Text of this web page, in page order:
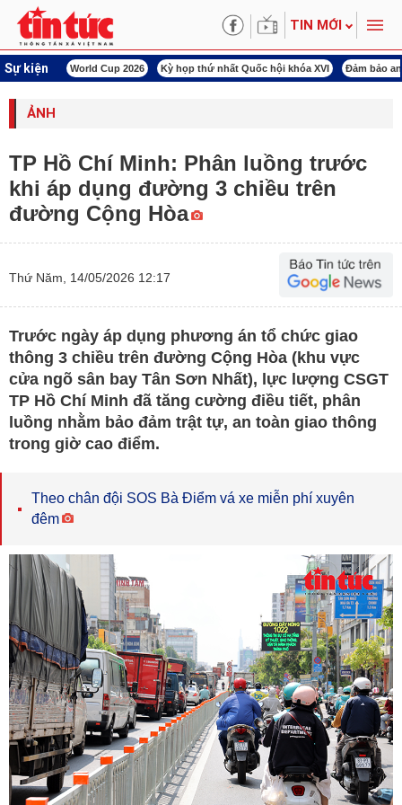
TIN MỚI
Sự kiện
Việt Nam World Cup 2026 Kỳ họp thứ nhất Quốc hội khóa XVI Đảm bảo
ẢNH
TP Hồ Chí Minh: Phân luồng trước
khi áp dụng đường 3 chiều trên
đường Cộng Hòa
Thứ Năm, 14/05/2026 12:17
Trước ngày áp dụng phương án tổ chức giao
thông 3 chiều trên đường Cộng Hòa (khu vực
cửa ngõ sân bay Tân Sơn Nhất), lực lượng CSGT
TP Hồ Chí Minh đã tăng cường điều tiết, phân
luồng nhằm bảo đảm trật tự, an toàn giao thông
trong giờ cao điểm.
Theo chân đội SOS Bà Điểm vá xe miễn phí xuyên
đêm